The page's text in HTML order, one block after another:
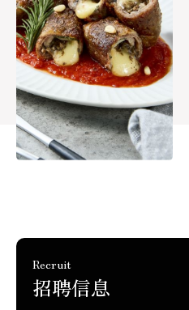
Recruit
招聘信息